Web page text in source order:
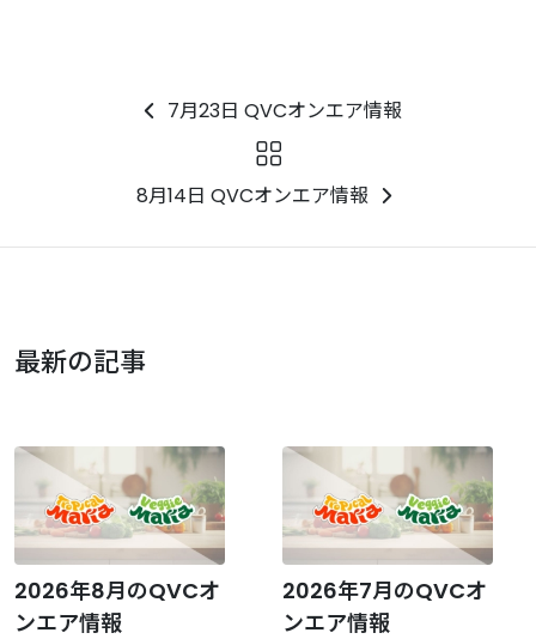
7月23日 QVCオンエア情報
8月14日 QVCオンエア情報
最新の記事
2026年8月のQVCオ
ンエア情報
2026年7月のQVCオ
ンエア情報